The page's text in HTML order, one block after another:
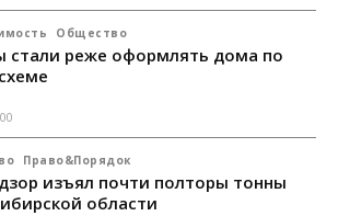
Общество
стали реже оформлять дома по
Право&Порядок
изъял почти полторы тонны
области